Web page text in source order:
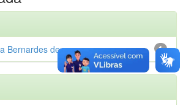
1
Bernardes de